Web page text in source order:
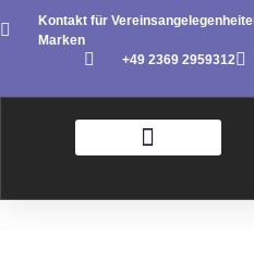
Kontakt für
Marken
+49 2369 2959312